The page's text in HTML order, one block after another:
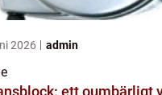
2026 admin
ett oumbärligt